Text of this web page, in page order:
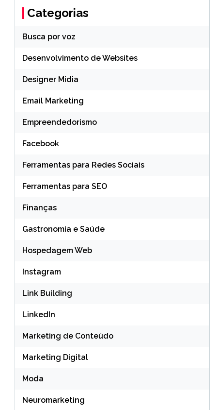
Categorias
Busca por voz
Desenvolvimento de Websites
Designer Midia
Email Marketing
Empreendedorismo
Facebook
Ferramentas para Redes Sociais
Ferramentas para SEO
Finanças
Gastronomia e Saúde
Hospedagem Web
Instagram
Link Building
LinkedIn
Marketing de Conteúdo
Marketing Digital
Moda
Neuromarketing